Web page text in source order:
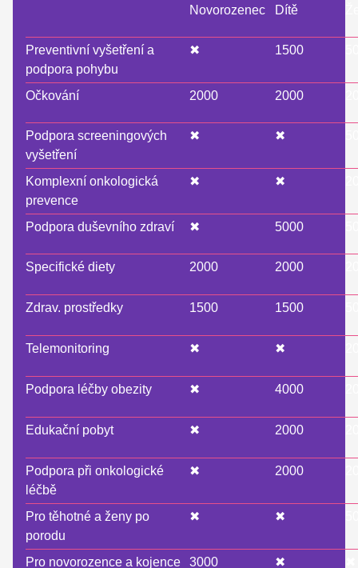
Novorozenec Dítě
Preventivní vyšetření a
podpora pohybu
✖ 1500
Očkování 2000 2000
Podpora screeningových
vyšetření
✖ ✖
Komplexní onkologická
prevence
✖ ✖
Podpora duševního zdraví ✖ 5000
Specifické diety 2000 2000
Zdrav. prostředky 1500 1500
Telemonitoring ✖ ✖
Podpora léčby obezity ✖ 4000
Edukační pobyt ✖ 2000
Podpora při onkologické
léčbě
✖ 2000
Pro těhotné a ženy po
porodu
✖ ✖
Pro novorozence a kojence 3000 ✖